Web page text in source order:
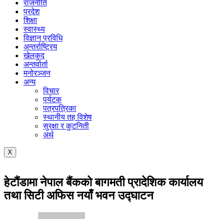
राजनीति
प्रदेश
शिक्षा
स्वास्थ्य
विज्ञान प्रविधि
अन्तर्राष्ट्रिय
खेलकुद
अन्तर्वार्ता
मनोरञ्जन
अन्य
विचार
पर्यटक
पत्रपत्रिका
स्थानीय तह विशेष
सुरक्षा र कुटनिती
अर्थ
X
हेटौंडामा नेपाल बैंकको बागमती प्रादेशिक कार्यालय
तथा सिटी अफिस नयाँ भवन उद्घाटन